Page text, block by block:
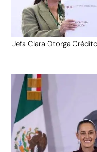
Jefa Clara Otorga